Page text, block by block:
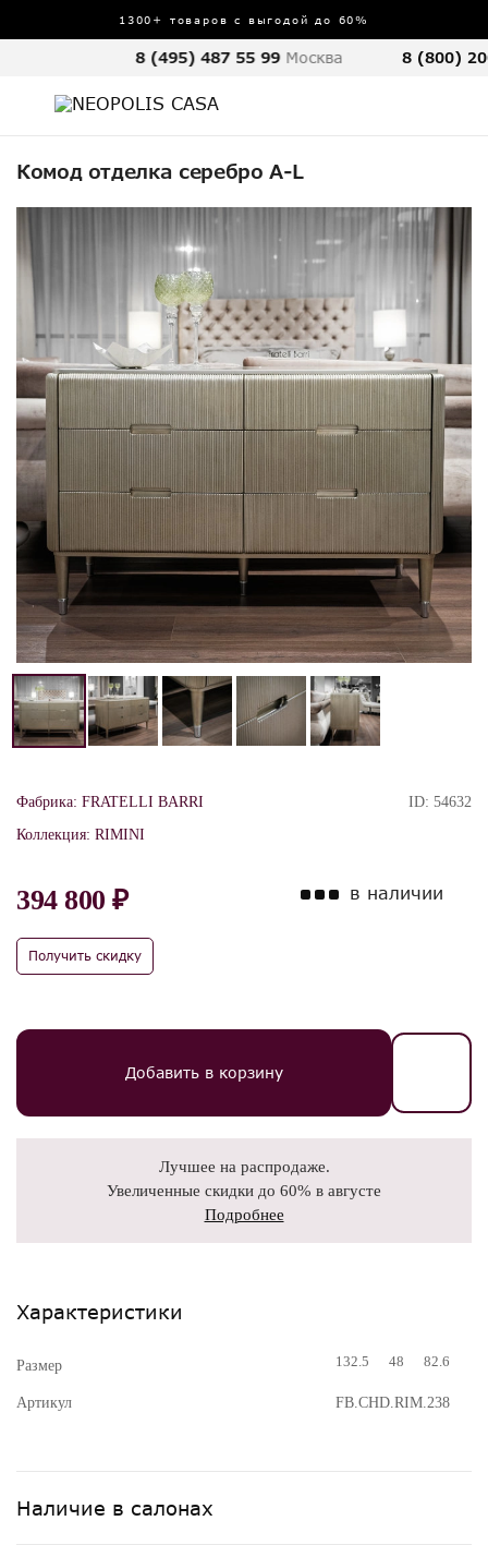
1300+ товаров с выгодой до 60%
8 (495) 487 55 99 Москва 8 (800)
Комод отделка серебро A-L
Фабрика: FRATELLI BARRI
Коллекция: RIMINI
ID: 54632
394 800 ₽
Получить скидку
в наличии
Добавить в корзину
Лучшее на распродаже.
Увеличенные скидки до 60% в августе
Подробнее
Характеристики
Размер 132.5 48 82.6
Артикул FB.CHD.RIM.238
Наличие в салонах